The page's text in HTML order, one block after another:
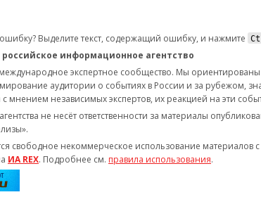
Выделите текст, содержащий ошибку, и нажмите
российское информационное агентство
экспертное сообщество. Мы ориентированы
аудитории о событиях в России и за рубежом,
с мнением независимых экспертов, их реакцией на эти
не несёт ответственности за материалы
свободное некоммерческое использование материалов
ИА REX. Подробнее см. правила использования.